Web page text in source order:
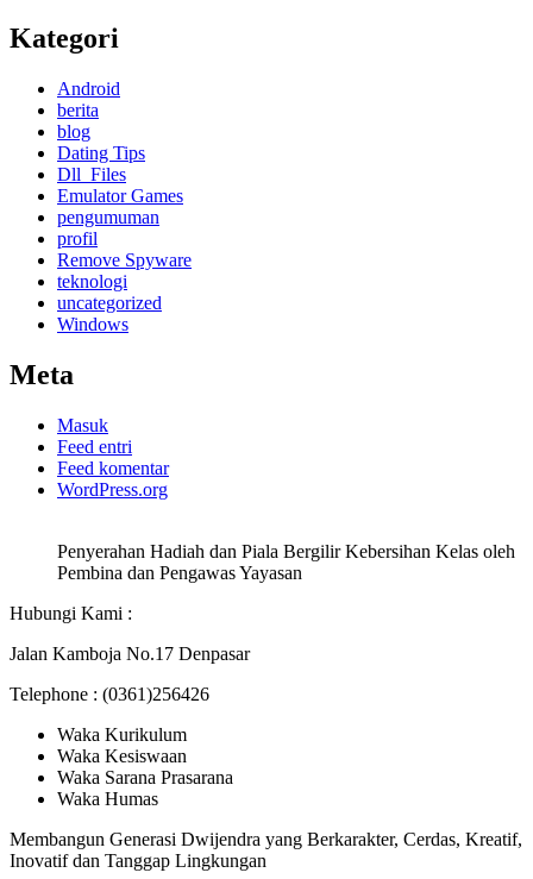
Kategori
Android
berita
blog
Dating Tips
Dll_Files
Emulator Games
pengumuman
profil
Remove Spyware
teknologi
uncategorized
Windows
Meta
Masuk
Feed entri
Feed komentar
WordPress.org
Penyerahan Hadiah dan Piala Bergilir Kebersihan Kelas oleh
Pembina dan Pengawas Yayasan
Hubungi Kami :
Jalan Kamboja No.17 Denpasar
Telephone : (0361)256426
Waka Kurikulum
Waka Kesiswaan
Waka Sarana Prasarana
Waka Humas
Membangun Generasi Dwijendra yang Berkarakter, Cerdas, Kreatif,
Inovatif dan Tanggap Lingkungan